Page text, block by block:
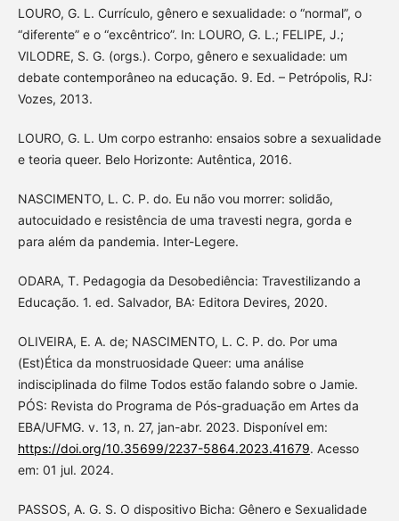
LOURO, G. L. Currículo, gênero e sexualidade: o “normal”, o
“diferente” e o “excêntrico”. In: LOURO, G. L.; FELIPE, J.;
VILODRE, S. G. (orgs.). Corpo, gênero e sexualidade: um
debate contemporâneo na educação. 9. Ed. – Petrópolis, RJ:
Vozes, 2013.
LOURO, G. L. Um corpo estranho: ensaios sobre a sexualidade
e teoria queer. Belo Horizonte: Autêntica, 2016.
NASCIMENTO, L. C. P. do. Eu não vou morrer: solidão,
autocuidado e resistência de uma travesti negra, gorda e
para além da pandemia. Inter-Legere.
ODARA, T. Pedagogia da Desobediência: Travestilizando a
Educação. 1. ed. Salvador, BA: Editora Devires, 2020.
OLIVEIRA, E. A. de; NASCIMENTO, L. C. P. do. Por uma
(Est)Ética da monstruosidade Queer: uma análise
indisciplinada do filme Todos estão falando sobre o Jamie.
PÓS: Revista do Programa de Pós-graduação em Artes da
EBA/UFMG. v. 13, n. 27, jan-abr. 2023. Disponível em:
https://doi.org/10.35699/2237-5864.2023.41679. Acesso
em: 01 jul. 2024.
PASSOS, A. G. S. O dispositivo Bicha: Gênero e Sexualidade